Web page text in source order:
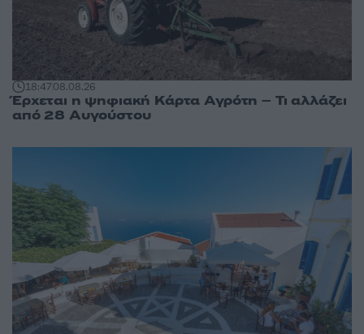
18:4708.08.26
Έρχεται η ψηφιακή Κάρτα Αγρότη – Τι αλλάζει
από 28 Αυγούστου